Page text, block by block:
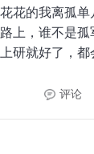
花的我离孤
上，谁不是
研就好了，都
评论